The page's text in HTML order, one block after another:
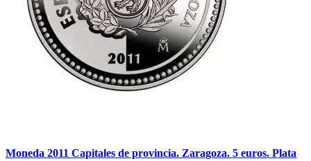
Moneda 2011 Capitales de provincia. Zaragoza. 5 euros. Plata